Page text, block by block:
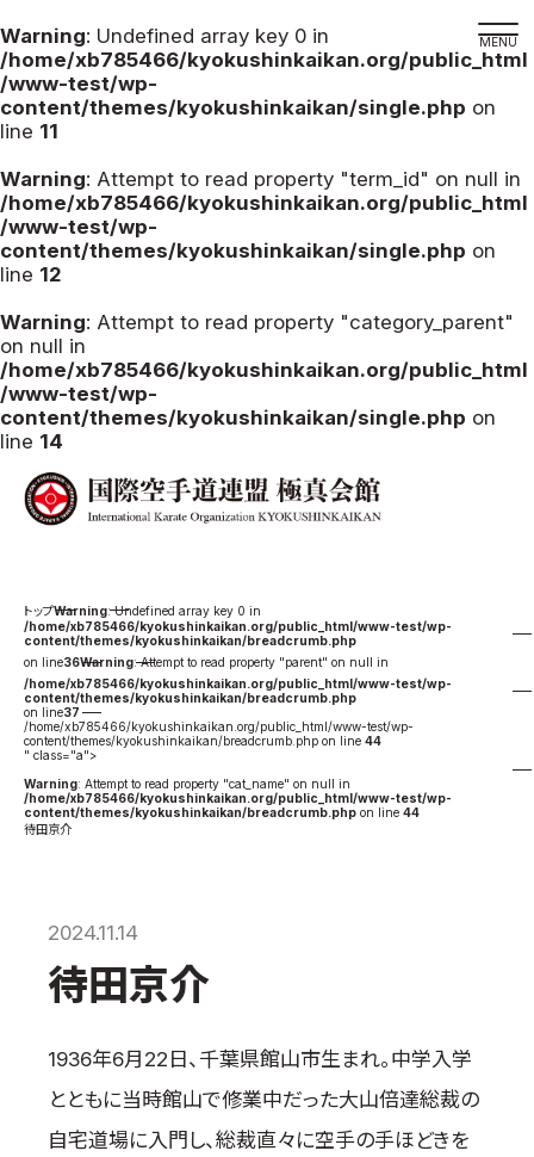
Warning: Undefined array key 0 in
/home/xb785466/kyokushinkaikan.org/public_html
/www-test/wp-
content/themes/kyokushinkaikan/single.php on
line 11
Warning: Attempt to read property "term_id" on null in
/home/xb785466/kyokushinkaikan.org/public_html
/www-test/wp-
content/themes/kyokushinkaikan/single.php on
line 12
Warning: Attempt to read property "category_parent"
on null in
/home/xb785466/kyokushinkaikan.org/public_html
/www-test/wp-
content/themes/kyokushinkaikan/single.php on
line 14
スケジュール
極真会館の世界
極真会館の理念
松井章奎館長 紹介
極真の歴史
極真会館のご案内
役員紹介
お知らせ
本部からのお知らせ
支部からのお知らせ
公式大会
試合規則
取材のお申し込み
よくある質問
Warning: Undefined array key 0 in
/home/xb785466/kyokushinkaikan.org/public_html/www-test/wp-
content/themes/kyokushinkaikan/breadcrumb.php
on line36Warning: Attempt to read property "parent" on null in
/home/xb785466/kyokushinkaikan.org/public_html/www-test/wp-
content/themes/kyokushinkaikan/breadcrumb.php
on line37
/home/xb785466/kyokushinkaikan.org/public_html/www-test/wp-
content/themes/kyokushinkaikan/breadcrumb.php on line 44
" class="a">
Warning: Attempt to read property "cat_name" on null in
/home/xb785466/kyokushinkaikan.org/public_html/www-test/wp-
content/themes/kyokushinkaikan/breadcrumb.php on line 44
待田京介
2024.11.14
待田京介
1936年6月22日、千葉県館山市生まれ。中学入学
とともに当時館山で修業中だった大山倍達総裁の
自宅道場に入門し、総裁直々に空手の手ほどきを